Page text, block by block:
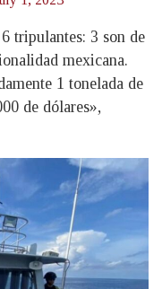
tripulantes: 3 son de
mexicana.
1 tonelada de
de dólares»,